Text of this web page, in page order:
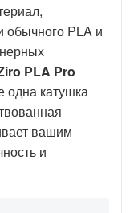
обычного PLA и
PLA Pro
одна катушка
вашим
и